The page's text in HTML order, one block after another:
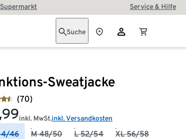
Service & Hilfe
Suche
Sweatjacke
(70)
inkl. MwSt.inkl. Versandkosten
46 M 48/50 L 52/54 XL 56/58